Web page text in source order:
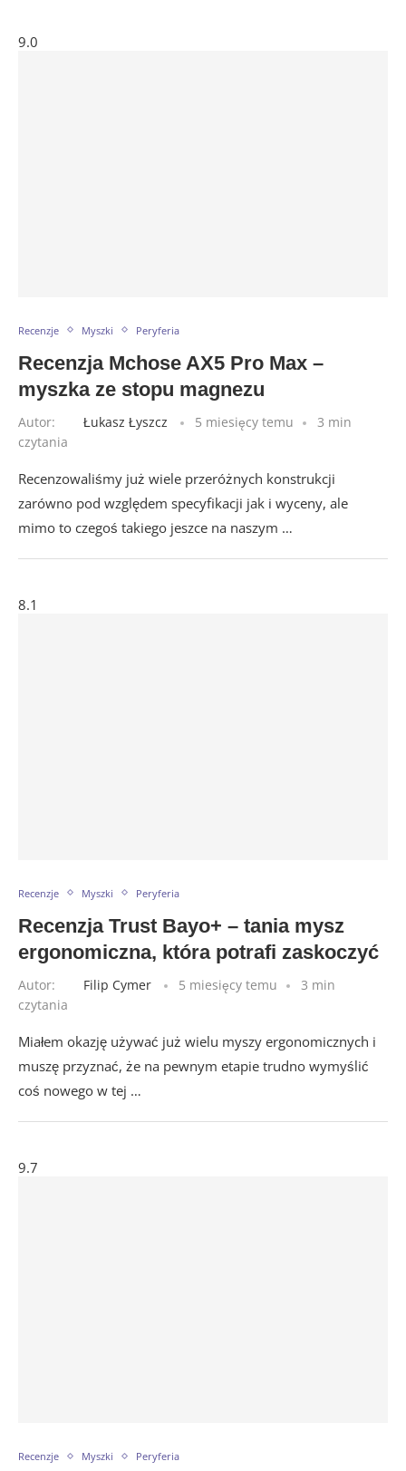
9.0
Recenzje Myszki Peryferia
Recenzja Mchose AX5 Pro Max –
myszka ze stopu magnezu
Autor: Łukasz Łyszcz 5 miesięcy temu
3 min
czytania
Recenzowaliśmy już wiele przeróżnych konstrukcji
zarówno pod względem specyfikacji jak i wyceny, ale
mimo to czegoś takiego jeszce na naszym …
8.1
Recenzje Myszki Peryferia
Recenzja Trust Bayo+ – tania mysz
ergonomiczna, która potrafi zaskoczyć
Autor: Filip Cymer 5 miesięcy temu
3 min
czytania
Miałem okazję używać już wielu myszy ergonomicznych i
muszę przyznać, że na pewnym etapie trudno wymyślić
coś nowego w tej …
9.7
Recenzje Myszki Peryferia